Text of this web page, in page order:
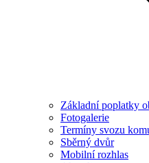
Základní poplatky
Fotogalerie
Termíny svozu
Sběrný dvůr
Mobilní rozhlas